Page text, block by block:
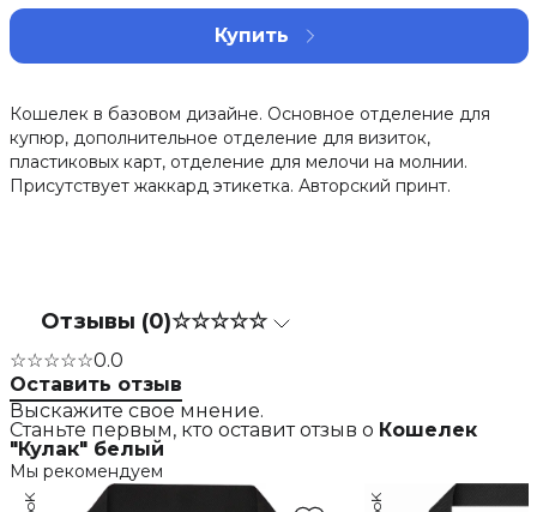
Купить
Кошелек в базовом дизайне. Основное отделение для
купюр, дополнительное отделение для визиток,
пластиковых карт, отделение для мелочи на молнии.
Присутствует жаккард этикетка. Авторский принт.
Отзывы (0)☆☆☆☆☆
☆☆☆☆☆0.0
Оставить отзыв
Выскажите свое мнение.
Станьте первым, кто оставит отзыв о Кошелек
"Кулак" белый
Мы рекомендуем